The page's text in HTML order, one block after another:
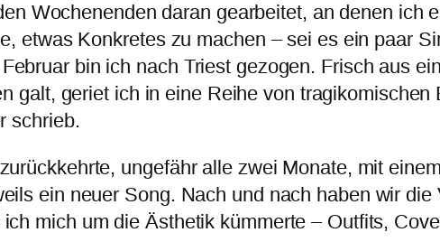
Wochenenden daran gearbeitet, an denen ich
etwas Konkretes zu machen – sei es ein paar
bin ich nach Triest gezogen. Frisch aus
galt, geriet ich in eine Reihe von tragikomischen
schrieb.
ungefähr alle zwei Monate, mit
ein neuer Song. Nach und nach haben wir
mich um die Ästhetik kümmerte – Outfits,